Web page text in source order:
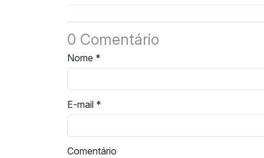
0 Comentário
Nome *
E-mail *
Comentário